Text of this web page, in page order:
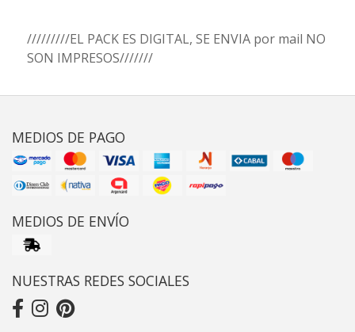
/////////EL PACK ES DIGITAL, SE ENVIA por mail NO
SON IMPRESOS///////
MEDIOS DE PAGO
MEDIOS DE ENVÍO
NUESTRAS REDES SOCIALES